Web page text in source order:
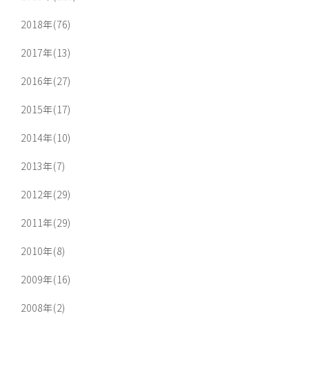
2018年(76)
2017年(13)
2016年(27)
2015年(17)
2014年(10)
2013年(7)
2012年(29)
2011年(29)
2010年(8)
2009年(16)
2008年(2)